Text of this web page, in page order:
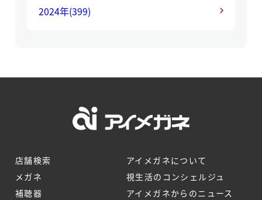
2024年(399)
店舗検索
メガネ
補聴器
アイメガネについて
視生活のコンシェルジュ
アイメガネからのニュース